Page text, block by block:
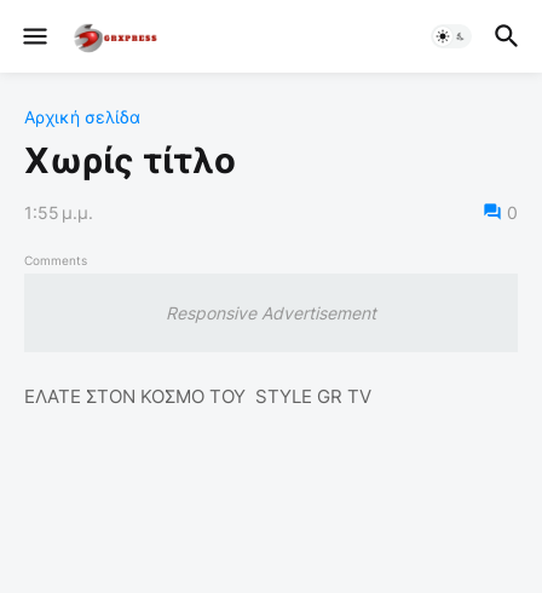
Αρχική σελίδα
Χωρίς τίτλο
1:55 μ.μ. 0
Comments
Responsive Advertisement
ΕΛΑΤΕ ΣΤΟΝ ΚΟΣΜΟ ΤΟΥ STYLE GR TV